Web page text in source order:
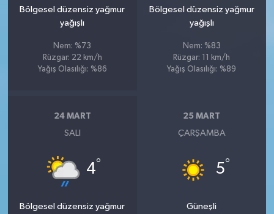
Bölgesel düzensiz yağmur
yağışlı
Nem: %73
Rüzgar: 22 km/h
Yağış Olasılığı: %86
Bölgesel düzensiz yağmur
yağışlı
Nem: %83
Rüzgar: 11 km/h
Yağış Olasılığı: %89
24 MART
SALI
4°
Bölgesel düzensiz yağmur
25 MART
ÇARŞAMBA
5°
Güneşli